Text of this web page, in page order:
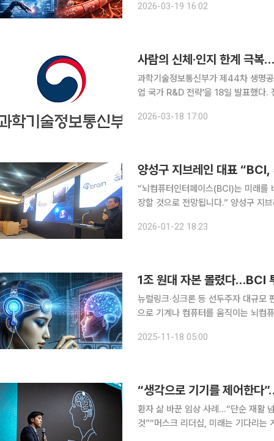
2026-03-19 16:02
사람의 신체·인지 한계 극
과학기술정보통신부가 제44차 생명
업 국가 R&D 전략'을 18일 발표했다.
2026-03-18 17:00
양성구 지브레인 대표
“뇌컴퓨터인터페이스(BCI)는 미래
장할 것으로 전망됩니다.” 양성구 지브레인 공동대표는 22일 서울 영등포구 여의도 유진투자증권에
를 읽어 외부 컴퓨터나 기기를 제어하
2026-01-22 18:23
1조 원대 자본 몰렸다…BCI
뉴럴링크‧싱크론 등 선두주자 대규모 펀딩
으로 기계나 컴퓨터를 움직이는 뇌컴
아졌고, 실험 단계에 머물렀던 기술
2025-11-18 05:00
“생각으로 기기를 제어한다
환자 삶 바꾼 임상 사례…“단순 재활
것”“머스크 리더십, 미래는 기다리는 게 아니라 만들어가